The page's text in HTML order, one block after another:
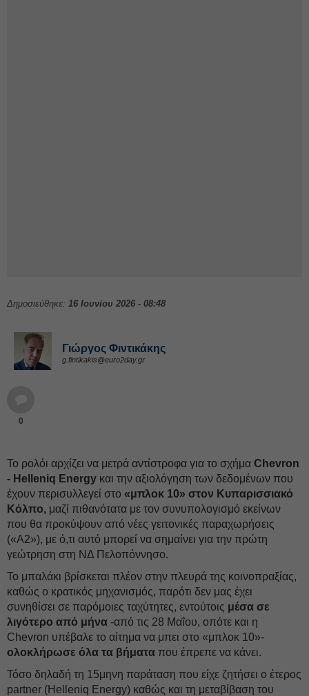
Δημοσιεύθηκε: 16 Ιουνίου 2026 - 08:48
Γιώργος Φιντικάκης
g.fintikakis@euro2day.gr
0
Το ρολόι αρχίζει να μετρά αντίστροφα για το σχήμα Chevron
- Helleniq Energy και την αξιολόγηση των δεδομένων που
έχουν περισυλλεγεί στο «μπλοκ 10» στον Κυπαρισσιακό
Κόλπο, μαζί πιθανότατα με τον συνυπολογισμό εκείνων
που θα προκύψουν από νέες γειτονικές παραχωρήσεις
(«Α2»), με ό,τι αυτό μπορεί να σημαίνει για την πρώτη
γεώτρηση στη ΝΔ Πελοπόννησο.
Το μπαλάκι βρίσκεται πλέον στην πλευρά της κοινοπραξίας,
καθώς ο κρατικός μηχανισμός, παρότι δεν μας έχει
συνηθίσει σε παρόμοιες ταχύτητες, εντούτοις μέσα σε
λιγότερο από μήνα -από τις 28 Μαΐου, οπότε και η
Chevron υπέβαλε το αίτημα να μπει στο «μπλοκ 10»-
ολοκλήρωσε όλα τα βήματα που έπρεπε να κάνει.
Τόσο δηλαδή τη 15μηνη παράταση που είχε ζητήσει ο έτερος
partner (Helleniq Energy) καθώς και τη μεταβίβαση του